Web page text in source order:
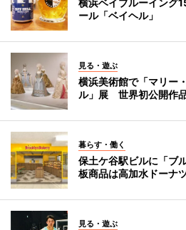
横浜ベイブルーイング
ール「ベイヘル」
見る・遊ぶ
横浜美術館で「マリー
ル」展 世界初公開作
暮らす・働く
保土ケ谷駅ビルに「ブ
板商品は高加水ドーナ
見る・遊ぶ